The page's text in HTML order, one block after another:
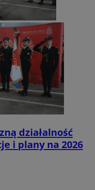
działalność
i plany na 2026